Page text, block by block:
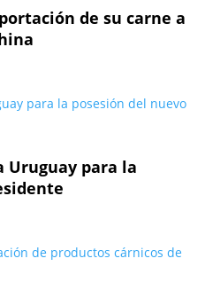
de su carne a
Uruguay para la